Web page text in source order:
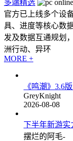
多端精选
官方已上线多个设
具、进度等核心数
发及数据互通规划
洲行动、异环
MORE +
《鸣潮》3.6
GreyKnight
2026-08-08
下半年新游实
摆烂的阿毛-